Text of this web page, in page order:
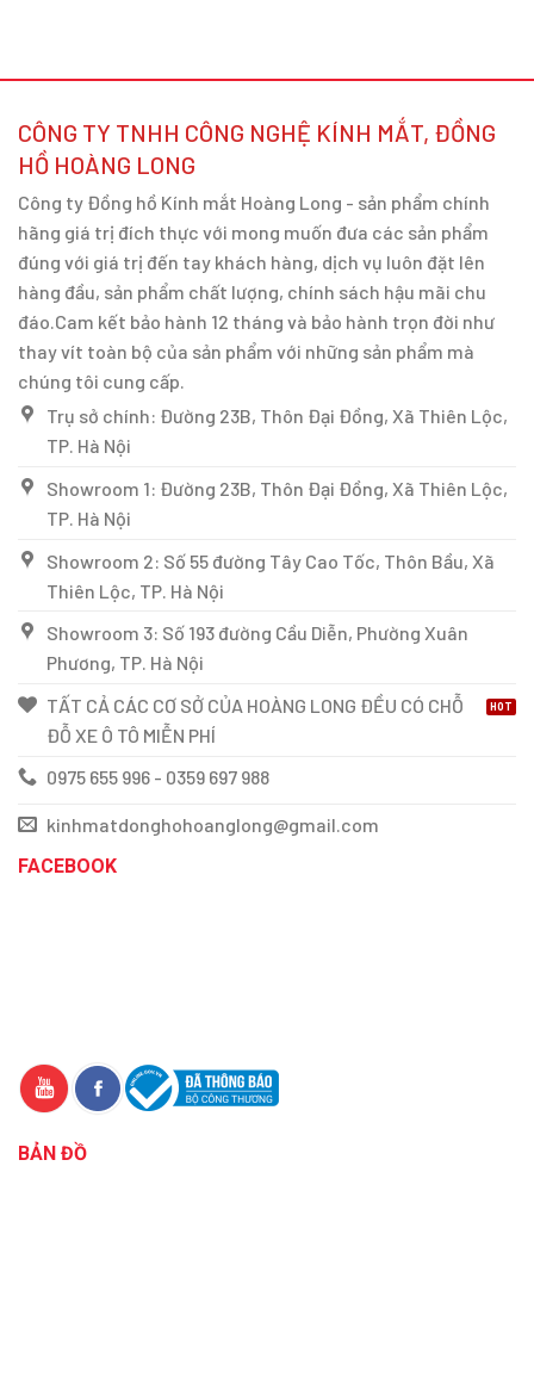
CÔNG TY TNHH CÔNG NGHỆ KÍNH MẮT, ĐỒNG
HỒ HOÀNG LONG
Công ty Đồng hồ Kính mắt Hoàng Long - sản phẩm chính
hãng giá trị đích thực với mong muốn đưa các sản phẩm
đúng với giá trị đến tay khách hàng, dịch vụ luôn đặt lên
hàng đầu, sản phẩm chất lượng, chính sách hậu mãi chu
đáo.Cam kết bảo hành 12 tháng và bảo hành trọn đời như
thay vít toàn bộ của sản phẩm với những sản phẩm mà
chúng tôi cung cấp.
Trụ sở chính: Đường 23B, Thôn Đại Đồng, Xã Thiên Lộc,
TP. Hà Nội
Showroom 1: Đường 23B, Thôn Đại Đồng, Xã Thiên Lộc,
TP. Hà Nội
Showroom 2: Số 55 đường Tây Cao Tốc, Thôn Bầu, Xã
Thiên Lộc, TP. Hà Nội
Showroom 3: Số 193 đường Cầu Diễn, Phường Xuân
Phương, TP. Hà Nội
TẤT CẢ CÁC CƠ SỞ CỦA HOÀNG LONG ĐỀU CÓ CHỖ
ĐỖ XE Ô TÔ MIỄN PHÍ
0975 655 996 - 0359 697 988
kinhmatdonghohoanglong@gmail.com
FACEBOOK
BẢN ĐỒ